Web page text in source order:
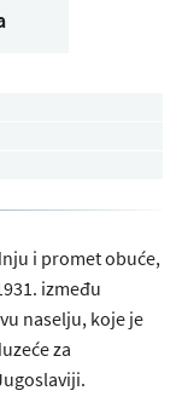
i promet obuće,
između
naselju, koje je
za